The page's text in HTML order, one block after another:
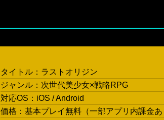
タイトル：ラストオリジン
ジャンル：次世代美少女×戦略RPG
対応OS：iOS / Android
価格：基本プレイ無料（一部アプリ内課金